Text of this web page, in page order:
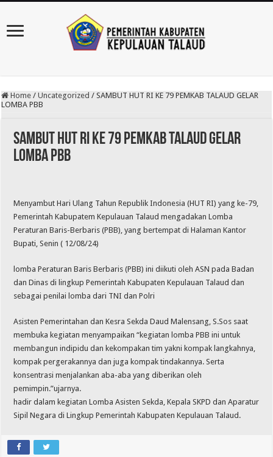
Home / Uncategorized / SAMBUT HUT RI KE 79 PEMKAB TALAUD GELAR
LOMBA PBB
SAMBUT HUT RI KE 79 PEMKAB TALAUD GELAR
LOMBA PBB
Menyambut Hari Ulang Tahun Republik Indonesia (HUT RI) yang ke-79,
Pemerintah Kabupatem Kepulauan Talaud mengadakan Lomba
Peraturan Baris-Berbaris (PBB), yang bertempat di Halaman Kantor
Bupati, Senin ( 12/08/24)
lomba Peraturan Baris Berbaris (PBB) ini diikuti oleh ASN pada Badan
dan Dinas di lingkup Pemerintah Kabupaten Kepulauan Talaud dan
sebagai penilai lomba dari TNI dan Polri
Asisten Pemerintahan dan Kesra Sekda Daud Malensang, S.Sos saat
membuka kegiatan menyampaikan “kegiatan lomba PBB ini untuk
membangun indipidu dan kekompakan tim yakni kompak langkahnya,
kompak pergerakannya dan juga kompak tindakannya. Serta
konsentrasi menjalankan aba-aba yang diberikan oleh
pemimpin.”ujarnya.
hadir dalam kegiatan Lomba Asisten Sekda, Kepala SKPD dan Aparatur
Sipil Negara di Lingkup Pemerintah Kabupaten Kepulauan Talaud.